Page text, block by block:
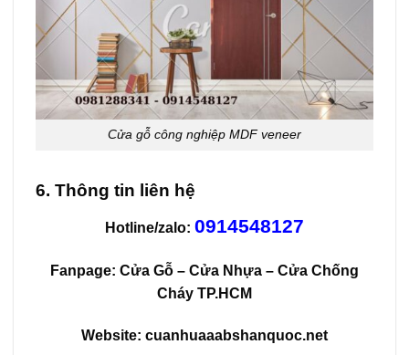
Cửa gỗ công nghiệp MDF veneer
6. Thông tin liên hệ
Hotline/zalo: 0914548127
Fanpage: Cửa Gỗ – Cửa Nhựa – Cửa Chống
Cháy TP.HCM
Website: cuanhuaaabshanquoc.net